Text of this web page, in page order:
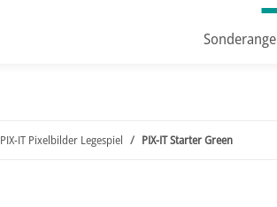
PIX-IT Pixelbilder Legespiel PIX-IT Starter Green